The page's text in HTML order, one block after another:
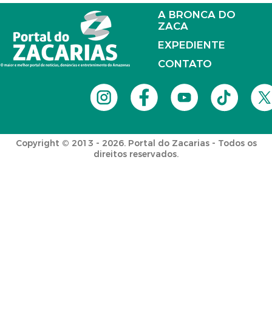
A BRONCA DO
ZACA
EXPEDIENTE
CONTATO
Copyright © 2013 - 2026. Portal do Zacarias - Todos os
direitos reservados.